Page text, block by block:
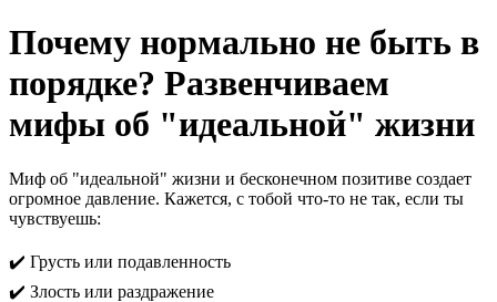
Почему нормально не быть в
порядке? Развенчиваем
мифы об "идеальной" жизни
Миф об "идеальной" жизни и бесконечном позитиве создает
огромное давление. Кажется, с тобой что-то не так, если ты
чувствуешь:
✔️ Грусть или подавленность
✔️ Злость или раздражение